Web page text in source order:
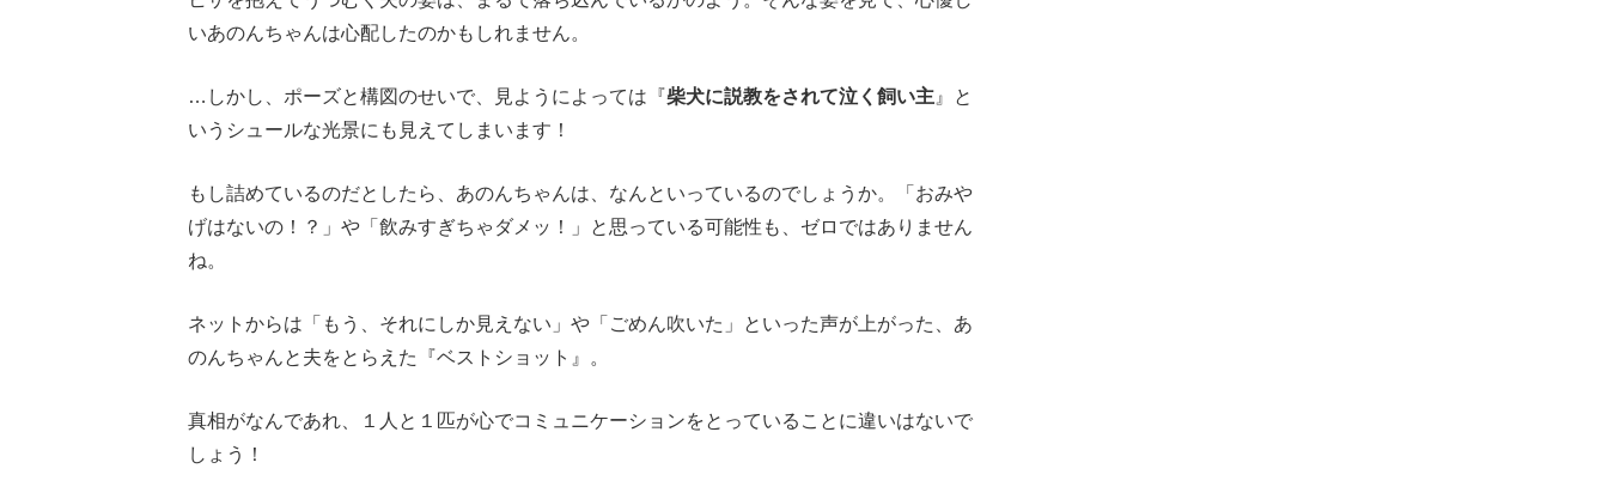
いあのんちゃんは心配したのかもしれません。
…しかし、ポーズと構図のせいで、見ようによっては『柴犬に説教をされて泣く飼い主 』と
いうシュールな光景にも見えてしまいます！
もし詰めているのだとしたら、あのんちゃんは、なんといっているのでしょうか。「おみや
げはないの！？」や「飲みすぎちゃダメッ！」と思っている可能性も、ゼロではありません
ね。
ネットからは「もう、それにしか見えない」や「ごめん吹いた」といった声が上がった、あ
のんちゃんと夫をとらえた『ベストショット』。
真相がなんであれ、１人と１匹が心でコミュニケーションをとっていることに違いはないで
しょう！